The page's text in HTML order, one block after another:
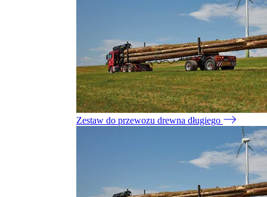
Zestaw do przewozu drewna długiego